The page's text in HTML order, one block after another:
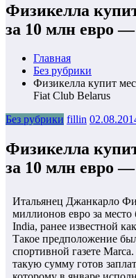
Физикелла
за 10 млн евро
Главная
Без рубрики
Физикелла купит
Fiat Club Belarus
Без рубрики fillin
Физикелла
за 10 млн евро
Итальянец Джанкарло
миллионов евро за место
India, ранее известной как
Такое предположение
спортивной газете
такую сумму готов